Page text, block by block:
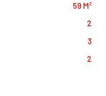
59 M²
2
3
2